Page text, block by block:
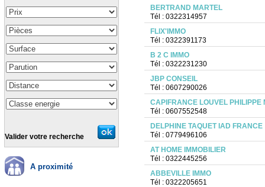
Valider votre recherche
A proximité
BERTRAND MARTEL
Tél : 0322314957
FLIX'IMMO
Tél : 0322391173
B 2 C IMMO
Tél : 0322231230
JBP CONSEIL
Tél : 0607290026
CAPIFRANCE LOUVEL PHILIPPE
Tél : 0607552548
DELPHINE TAQUET IAD FRANCE
Tél : 0779496106
AT HOME IMMOBILIER
Tél : 0322445256
ABBEVILLE IMMO
Tél : 0322205651